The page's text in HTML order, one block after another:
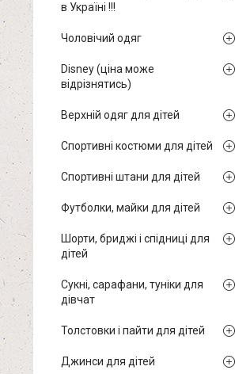
в Україні !!!
Чоловічий одяг
Disney (ціна може
відрізнятись)
Верхній одяг для дітей
Спортивні костюми для дітей
Спортивні штани для дітей
Футболки, майки для дітей
Шорти, бриджі і спідниці для
дітей
Сукні, сарафани, туніки для
дівчат
Толстовки і пайти для дітей
Джинси для дітей